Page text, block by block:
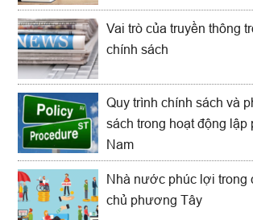
Vai trò của truyền thông
chính sách
Quy trình chính sách và
sách trong hoạt động lập
Nam
Nhà nước phúc lợi trong
chủ phương Tây